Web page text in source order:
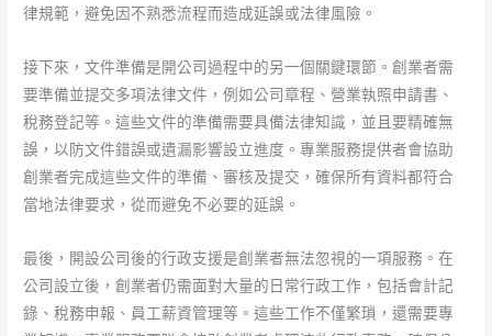
律規範，避免因不熟悉流程而造成延誤或法律風險。
接下來，文件準備是開公司過程中的另一個關鍵環節。創業者需
要準備並提交多項法律文件，例如公司章程、營業執照申請書、
稅務登記等。這些文件的準備需要具備法律知識，並且要精確無
誤，以防文件錯誤或遺漏影響設立進度。專業服務提供者會協助
創業者完成這些文件的準備、審核及提交，確保所有資料都符合
當地法律要求，從而避免不必要的延誤。
最後，開設公司後的行政支援是創業者無法忽視的一項服務。在
公司設立後，創業者仍需面對大量的日常行政工作，包括會計記
錄、稅務申報、員工薪資管理等。這些工作不僅繁瑣，還需要專